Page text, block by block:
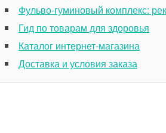
Фульво-гуминовый комплекс:
Гид по товарам для здоровья
Каталог интернет-магазина
Доставка и условия заказа